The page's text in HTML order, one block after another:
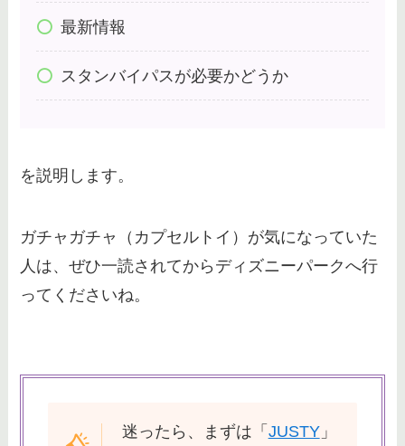
まんだらけ｜ディズニー買取の口
高さ・怖いのかも調査！
最新情報
スタンバイパスが必要かどうか
を説明します。
ガチャガチャ（カプセルトイ）が気になっていた
人は、ぜひ一読されてからディズニーパークへ行
ってくださいね。
迷ったら、まずは「 JUSTY」